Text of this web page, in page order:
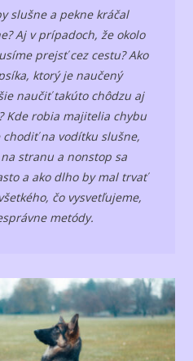
slušne a pekne kráčal
Aj v prípadoch, že okolo
prejsť cez cestu? Ako
ktorý je naučený
naučiť takúto chôdzu aj
Kde robia majitelia chybu
chodiť na vodítku slušne,
stranu a nonstop sa
a ako dlho by mal trvať
čo vysvetľujeme,
metódy.